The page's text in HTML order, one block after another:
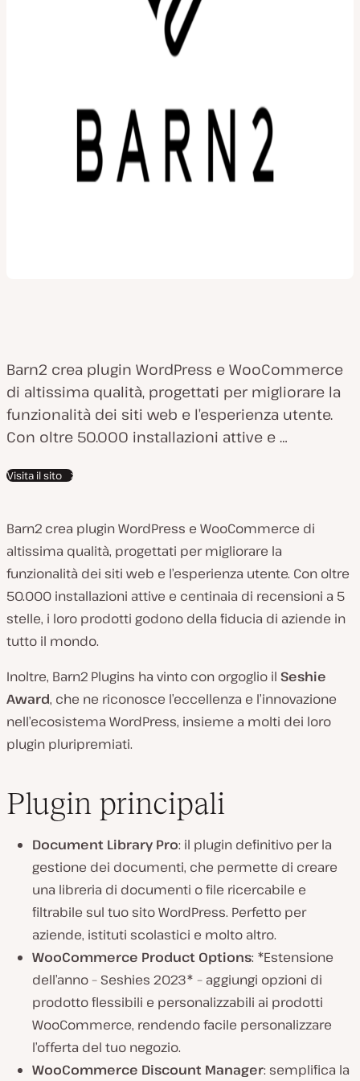
Barn2 crea plugin WordPress e WooCommerce
di altissima qualità, progettati per migliorare la
funzionalità dei siti web e l’esperienza utente.
Con oltre 50.000 installazioni attive e …
Visita il sito
Barn2 crea plugin WordPress e WooCommerce di
altissima qualità, progettati per migliorare la
funzionalità dei siti web e l’esperienza utente. Con oltre
50.000 installazioni attive e centinaia di recensioni a 5
stelle, i loro prodotti godono della fiducia di aziende in
tutto il mondo.
Inoltre, Barn2 Plugins ha vinto con orgoglio il Seshie
Award, che ne riconosce l’eccellenza e l’innovazione
nell’ecosistema WordPress, insieme a molti dei loro
plugin pluripremiati.
Plugin principali
Document Library Pro: il plugin definitivo per la
gestione dei documenti, che permette di creare
una libreria di documenti o file ricercabile e
filtrabile sul tuo sito WordPress. Perfetto per
aziende, istituti scolastici e molto altro.
WooCommerce Product Options: *Estensione
dell’anno – Seshies 2023* – aggiungi opzioni di
prodotto flessibili e personalizzabili ai prodotti
WooCommerce, rendendo facile personalizzare
l’offerta del tuo negozio.
WooCommerce Discount Manager: semplifica la